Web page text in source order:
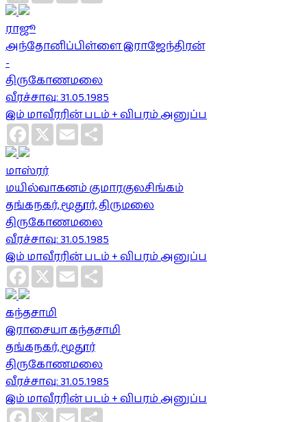
ராஜூ
அந்தோனிப்பிள்ளை இராஜேந்திரன்
-
திருகோணமலை
வீரச்சாவு: 31.05.1985
இம் மாவீரரின் படம் + விபரம் அனுப்ப
Facebook
X Email
மாஸ்ரர்
மயில்வாகனம் குமாரகுலசிங்கம்
தங்கநகர், மூதூர், திருமலை
திருகோணமலை
வீரச்சாவு: 31.05.1985
இம் மாவீரரின் படம் + விபரம் அனுப்ப
Facebook
X Email
கந்தசாமி
இராசையா கந்தசாமி
தங்கநகர், மூதூர்
திருகோணமலை
வீரச்சாவு: 31.05.1985
இம் மாவீரரின் படம் + விபரம் அனுப்ப
Facebook
X Email